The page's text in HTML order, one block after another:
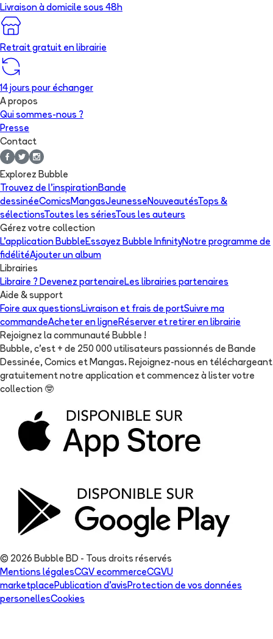
Livraison à domicile sous 48h
Retrait gratuit en librairie
14 jours pour échanger
A propos
Qui sommes-nous ?
Presse
Contact
Explorez Bubble
Trouvez de l'inspirationBande
dessinéeComicsMangasJeunesseNouveautésTops &
sélectionsToutes les sériesTous les auteurs
Gérez votre collection
L'application BubbleEssayez Bubble InfinityNotre programme de
fidélitéAjouter un album
Librairies
Libraire ? Devenez partenaireLes librairies partenaires
Aide & support
Foire aux questionsLivraison et frais de portSuivre ma
commandeAcheter en ligneRéserver et retirer en librairie
Rejoignez la communauté Bubble !
Bubble, c'est + de 250 000 utilisateurs passionnés de Bande
Dessinée, Comics et Mangas. Rejoignez-nous en téléchargeant
gratuitement notre application et commencez à lister votre
collection 🤓
© 2026 Bubble BD - Tous droits réservés
Mentions légalesCGV ecommerceCGVU
marketplacePublication d'avisProtection de vos données
personellesCookies